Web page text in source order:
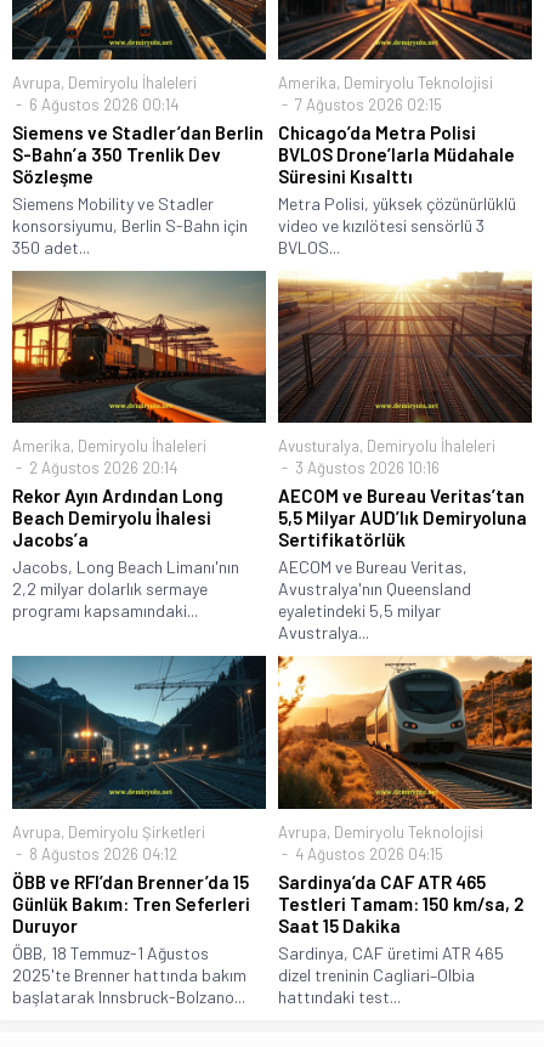
Avrupa, Demiryolu İhaleleri
6 Ağustos 2026 00:14
Siemens ve Stadler’dan Berlin
S-Bahn’a 350 Trenlik Dev
Sözleşme
Siemens Mobility ve Stadler
konsorsiyumu, Berlin S-Bahn için
350 adet...
Amerika, Demiryolu Teknolojisi
7 Ağustos 2026 02:15
Chicago’da Metra Polisi
BVLOS Drone’larla Müdahale
Süresini Kısalttı
Metra Polisi, yüksek çözünürlüklü
video ve kızılötesi sensörlü 3
BVLOS...
Amerika, Demiryolu İhaleleri
2 Ağustos 2026 20:14
Rekor Ayın Ardından Long
Beach Demiryolu İhalesi
Jacobs’a
Jacobs, Long Beach Limanı'nın
2,2 milyar dolarlık sermaye
programı kapsamındaki...
Avusturalya, Demiryolu İhaleleri
3 Ağustos 2026 10:16
AECOM ve Bureau Veritas’tan
5,5 Milyar AUD’lık Demiryoluna
Sertifikatörlük
AECOM ve Bureau Veritas,
Avustralya'nın Queensland
eyaletindeki 5,5 milyar
Avustralya...
Avrupa, Demiryolu Şirketleri
8 Ağustos 2026 04:12
ÖBB ve RFI’dan Brenner’da 15
Günlük Bakım: Tren Seferleri
Duruyor
ÖBB, 18 Temmuz-1 Ağustos
2025'te Brenner hattında bakım
başlatarak Innsbruck-Bolzano...
Avrupa, Demiryolu Teknolojisi
4 Ağustos 2026 04:15
Sardinya’da CAF ATR 465
Testleri Tamam: 150 km/sa, 2
Saat 15 Dakika
Sardinya, CAF üretimi ATR 465
dizel treninin Cagliari–Olbia
hattındaki test...